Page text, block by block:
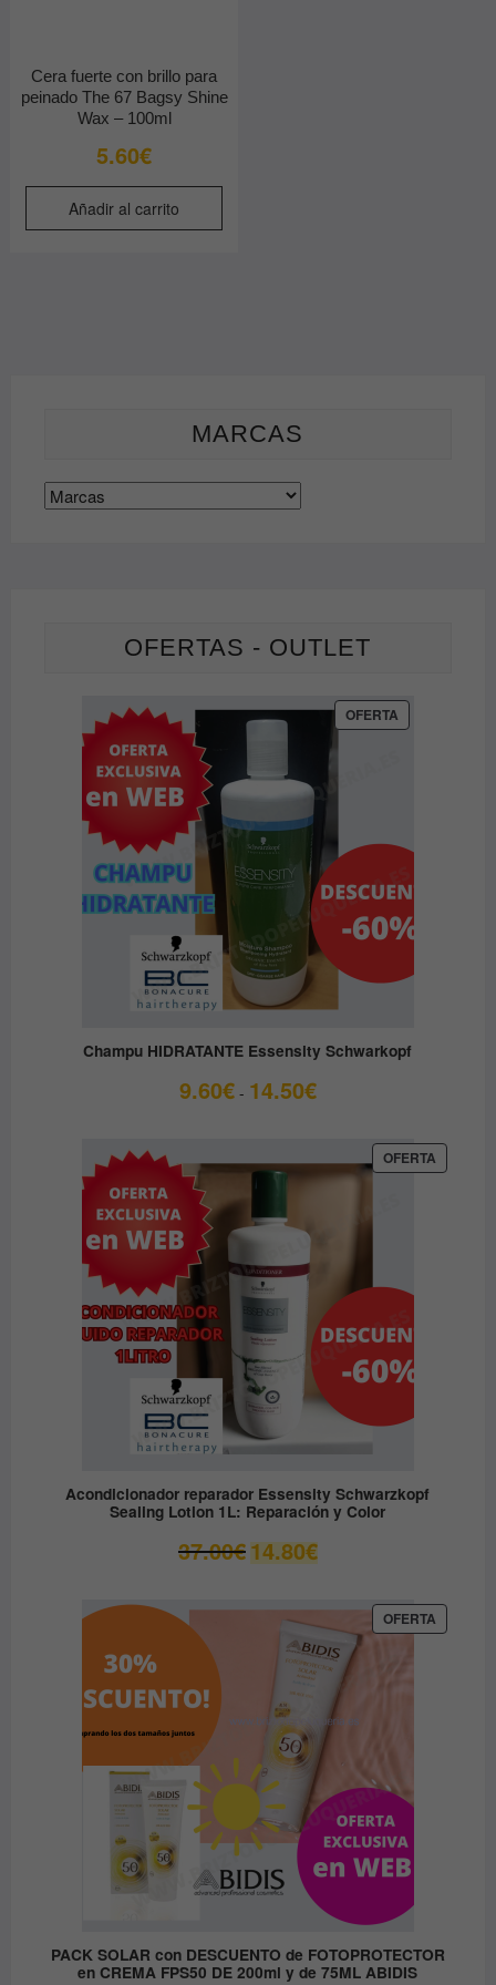
Cera fuerte con brillo para
peinado The 67 Bagsy Shine
Wax – 100ml
5.60€
Añadir al carrito
MARCAS
OFERTAS - OUTLET
OFERTAPRODUCTO
EN
Champu HIDRATANTE Essensity Schwarkopf
9.60€ - 14.50€Rango
9.60€
OFERTA
EN
Acondicionador reparador Essensity Schwarzkopf
Sealing Lotion 1L: Reparación y Color
37.00€ El
precio
era:
37.00€.
14.80€El
precio
es:
14.80€.
OFERTA
EN
PACK SOLAR con DESCUENTO de FOTOPROTECTOR
en CREMA FPS50 DE 200ml y de 75ML ABIDIS